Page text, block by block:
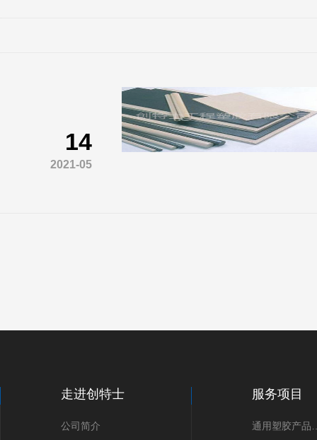
14
2021-05
走进创特士
公司简介
服务项目